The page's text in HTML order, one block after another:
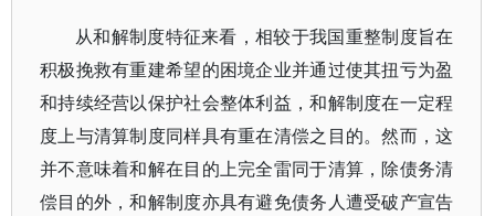
从和解制度特征来看，相较于我国重整制度旨在
积极挽救有重建希望的困境企业并通过使其扭亏为盈
和持续经营以保护社会整体利益，和解制度在一定程
度上与清算制度同样具有重在清偿之目的。然而，这
并不意味着和解在目的上完全雷同于清算，除债务清
偿目的外，和解制度亦具有避免债务人遭受破产宣告